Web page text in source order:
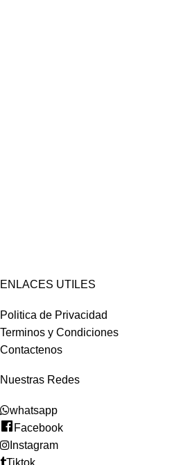
ENLACES UTILES
Politica de Privacidad
Terminos y Condiciones
Contactenos
Nuestras Redes
whatsapp
Facebook
Instagram
Tiktok